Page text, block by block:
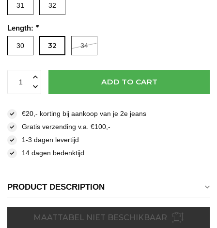
31 32
Length: *
30 32 34
ADD TO CART
€20,- korting bij aankoop van je 2e jeans
Gratis verzending v.a. €100,-
1-3 dagen levertijd
14 dagen bedenktijd
PRODUCT DESCRIPTION
MAATTABEL NIET BESCHIKBAAR